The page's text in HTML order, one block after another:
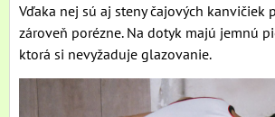
Vďaka nej sú aj steny čajových kanvičiek
zároveň porézne. Na dotyk majú jemnú
ktorá si nevyžaduje glazovanie.